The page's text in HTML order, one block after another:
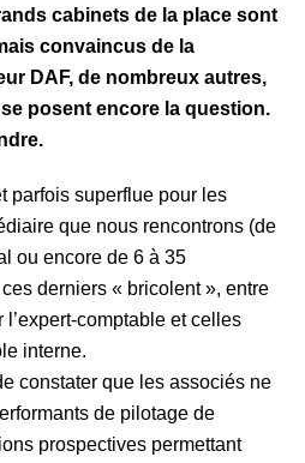
cabinets de la place sont
convaincus de la
DAF, de nombreux autres,
posent encore la question.
parfois superflue pour les
que nous rencontrons (de
ou encore de 6 à 35
derniers « bricolent », entre
l’expert-comptable et celles
interne.
constater que les associés ne
de pilotage de
prospectives permettant